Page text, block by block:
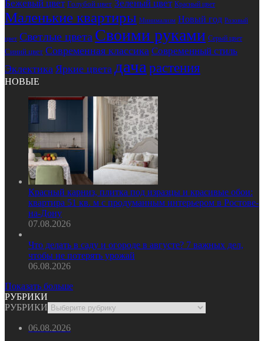
Бежевый цвет Голубой цвет Зеленый цвет Красный цвет
Маленькие квартиры Минимализм Новый год Розовый
цвет Светлые цвета Своими руками Серый цвет
Синий цвет Современная классика Современный стиль
Эклектика Яркие цвета дача растения
НОВЫЕ
Красный карниз, плитка под изразцы и красивые обои:
квартира 51 кв. м с продуманным интерьером в Ростове-
на-Дону
07.08.2026
Что делать в саду и огороде в августе? 7 важных дел,
чтобы не потерять урожай
06.08.2026
Показать больше
РУБРИКИ
РУБРИКИ
06.08.2026